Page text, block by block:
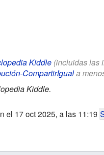
Kiddle(incluidas las
CompartirIguala
Kiddle.
el 17 oct 2025, a las 11:19